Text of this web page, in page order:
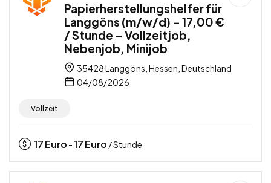
Papierherstellungshelfer für
Langgöns (m/w/d) – 17,00 €
/ Stunde – Vollzeitjob,
Nebenjob, Minijob
35428 Langgöns, Hessen, Deutschland
04/08/2026
Vollzeit
17Euro -17Euro / Stunde